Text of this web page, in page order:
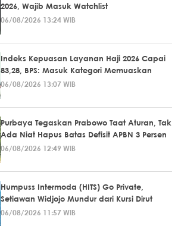
2026, Wajib Masuk Watchlist
06/08/2026 13:24 WIB
Indeks Kepuasan Layanan Haji 2026 Capai
83,28, BPS: Masuk Kategori Memuaskan
06/08/2026 13:07 WIB
Purbaya Tegaskan Prabowo Taat Aturan, Tak
Ada Niat Hapus Batas Defisit APBN 3 Persen
06/08/2026 12:49 WIB
Humpuss Intermoda (HITS) Go Private,
Setiawan Widjojo Mundur dari Kursi Dirut
06/08/2026 11:57 WIB